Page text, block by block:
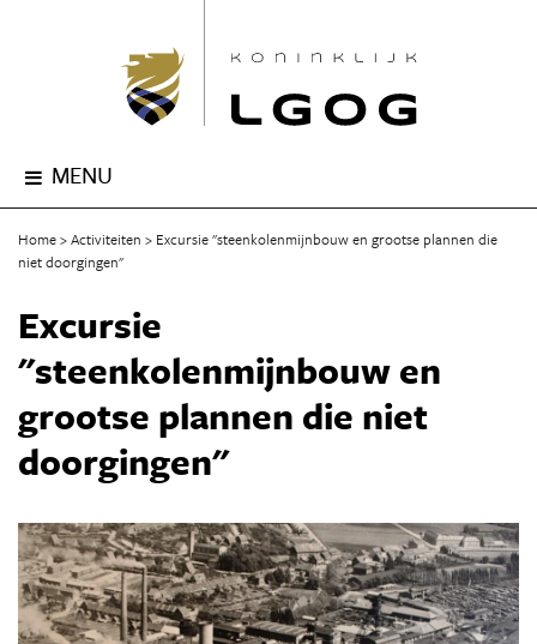
MENU
Home Activiteiten
Excursie "steenkolenmijnbouw en grootse plannen die
niet doorgingen"
Excursie
"steenkolenmijnbouw en
grootse plannen die niet
doorgingen"